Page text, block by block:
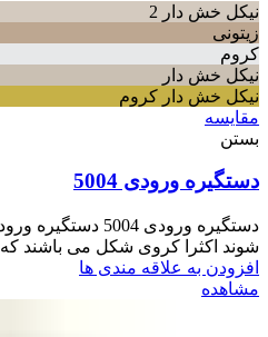
نیکل خش دار 2
زیتونی
کروم
نیکل خش دار
نیکل خش دار کروم
مقایسه
بستن
دستگیره ورودی 5004
شوند اکثرا کروی شکل می باشند که
افزودن به علاقه مندی ها
مشاهده